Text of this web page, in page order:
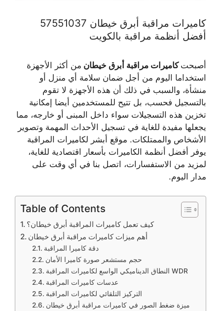
كاميرات مراقبة أبرق خيطان 57551037
أفضل أنظمة مراقبة بالكويت
أصبحت كاميرات مراقبة أبرق خيطان من أكثر الأجهزة
استخداما اليوم من أجل ضمان سلامة أي منزل أو
منشأة، والسبب في ذلك أن هذه الأجهزة لا تقوم
بالتسجيل فحسب، بل تتيح للمستخدمين أيضا إمكانية
تخزين هذه التسجيلات سواء داخل المبنى أو خارجه، مما
يجعلها مفيدة للغاية في تسجيل الأحداث المهمة وتصوير
الأشخاص والممتلكات. موقع أبشر لكاميرات المراقبة
يوفر أفضل أنظمة الكاميرات بأسعار اقتصادية للغاية،
لمزيد من الاستفسارات، اتصل بنا في أي وقت على
مدار اليوم.
Table of Contents
كيف تعمل كاميرات المراقبة أبرق خيطان؟
أهم ميزات كاميرات مراقبة أبرق خيطان
دقة كاميرا المراقبة
النطاق الديناميكي الواسع لكاميرات المراقبة WDR
عدسات كاميرات المراقبة
التركيز التلقائي لكاميرات المراقبة
ميزة ضغط الصور في كاميرات مراقبة أبرق خيطان